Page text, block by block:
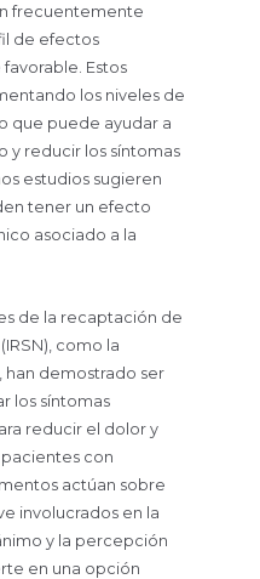
frecuentemente
de efectos
Estos
los niveles de
que puede ayudar a
y reducir los síntomas
estudios sugieren
tener un efecto
asociado a la
de la recaptación de
como la
han demostrado ser
los síntomas
reducir el dolor y
con
actúan sobre
involucrados en la
y la percepción
en una opción